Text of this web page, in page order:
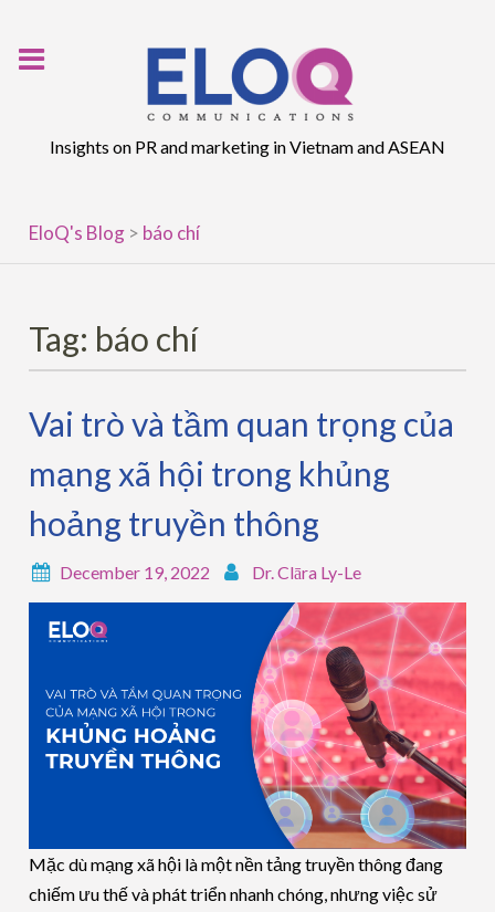
Insights on PR and marketing in Vietnam and ASEAN
EloQ's Blog > báo chí
Tag: báo chí
Vai trò và tầm quan trọng của
mạng xã hội trong khủng
hoảng truyền thông
December 19, 2022 Dr. Clāra Ly-Le
Mặc dù mạng xã hội là một nền tảng truyền thông đang
chiếm ưu thế và phát triển nhanh chóng, nhưng việc sử